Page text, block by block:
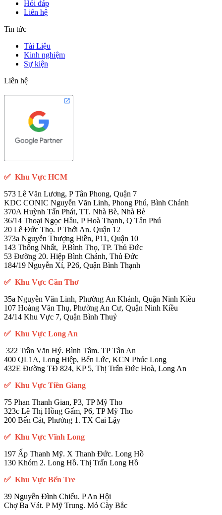
Hỏi đáp
Liên hệ
Tin tức
Tài Liệu
Kinh nghiệm
Sự kiện
Liên hệ
✅ Khu Vực HCM
573 Lê Văn Lương, P Tân Phong, Quận 7
KDC CONIC Nguyễn Văn Linh, Phong Phú, Bình Chánh
370A Huỳnh Tấn Phát, TT. Nhà Bè, Nhà Bè
36/14 Thoại Ngọc Hầu, P Hoà Thạnh, Q Tân Phú
20 Lê Đức Thọ. P Thới An. Quận 12
373a Nguyễn Thượng Hiền, P11, Quận 10
143 Thống Nhất, P.Bình Thọ, TP. Thủ Đức
53 Đường 20. Hiệp Bình Chánh, Thủ Đức
184/19 Nguyễn Xí, P26, Quận Bình Thạnh
✅ Khu Vực Cần Thơ
35a Nguyễn Văn Linh, Phường An Khánh, Quận Ninh Kiều
107 Hoàng Văn Thụ, Phường An Cư, Quận Ninh Kiều
24/14 Khu Vực 7, Quận Bình Thuỷ
✅ Khu Vực Long An
322 Trần Văn Hý. Bình Tâm. TP Tân An
400 QL1A, Long Hiệp, Bến Lức, KCN Phúc Long
432E Đường TĐ 824, KP 5, Thị Trấn Đức Hoà, Long An
✅ Khu Vực Tiền Giang
75 Phan Thanh Gian, P3, TP Mỹ Tho
323c Lê Thị Hồng Gấm, P6, TP Mỹ Tho
200 Bến Cát, Phường 1. TX Cai Lậy
✅ Khu Vực Vĩnh Long
197 Ấp Thanh Mỹ. X Thanh Đức. Long Hồ
130 Khóm 2. Long Hồ. Thị Trấn Long Hồ
✅ Khu Vực Bến Tre
39 Nguyễn Đình Chiểu. P An Hội
Chợ Ba Vát. P Mỹ Trung. Mỏ Cày Bắc